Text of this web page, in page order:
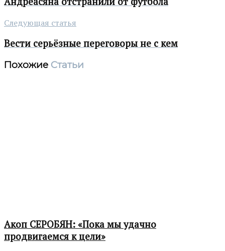
Следующая статья
Вести серьёзные переговоры не с кем
Похожие Статьи
Акоп СЕРОБЯН: «Пока мы удачно
продвигаемся к цели»